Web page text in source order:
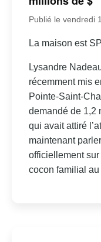
Publié le vendredi
La maison est
Lysandre
récemment mis
Pointe-Saint-
demandé de 1,2
qui avait attiré
maintenant
officiellement
cocon familial au